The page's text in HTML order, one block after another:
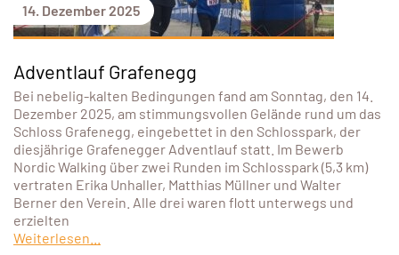
14. Dezember 2025
Adventlauf Grafenegg
Bei nebelig-kalten Bedingungen fand am Sonntag, den 14.
Dezember 2025, am stimmungsvollen Gelände rund um das
Schloss Grafenegg, eingebettet in den Schlosspark, der
diesjährige Grafenegger Adventlauf statt. Im Bewerb
Nordic Walking über zwei Runden im Schlosspark (5,3 km)
vertraten Erika Unhaller, Matthias Müllner und Walter
Berner den Verein. Alle drei waren flott unterwegs und
erzielten
Weiterlesen...